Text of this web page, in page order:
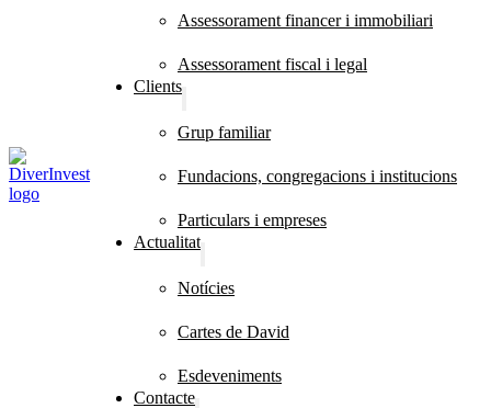
Assessorament financer i immobiliari
Assessorament fiscal i legal
Clients
Grup familiar
Fundacions, congregacions i institucions
Particulars i empreses
Actualitat
Notícies
Cartes de David
Esdeveniments
Contacte